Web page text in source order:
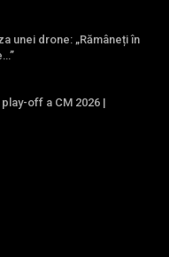
unei drone: „Rămâneți în
off a CM 2026 |